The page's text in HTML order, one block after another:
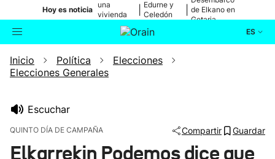
Hoy es noticia
una
vivienda
de Bilbao
Edurne y
Celedón
de Elkano en
Getaria
ES
Buscador Actualidad
Inicio Política
Elecciones
Elecciones Generales
Escuchar
QUINTO DÍA DE CAMPAÑA Compartir Guardar
Elkarrekin Podemos dice que